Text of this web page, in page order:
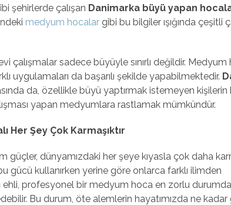
şehirlerde çalışan Danimarka büyü yapan
medyum hocalar gibi bu bilgiler ışığında çeşitli
çalışmalar sadece büyüyle sınırlı değildir.
uygulamaları da başarılı şekilde yapabilmektedir.
da, özellikle büyü yaptırmak istemeyen kişilerin
yapan medyumlara rastlamak mümkündür.
Her Şey Çok Karmaşıktır
güçler, dünyamızdaki her şeye kıyasla çok daha
gücü kullanırken yerine göre onlarca farklı ilimden
ehli, profesyonel bir medyum hoca en zorlu
Bu durum, öte alemlerin hayatımızda ne